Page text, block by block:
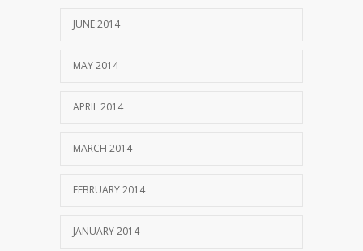
JUNE 2014
MAY 2014
APRIL 2014
MARCH 2014
FEBRUARY 2014
JANUARY 2014